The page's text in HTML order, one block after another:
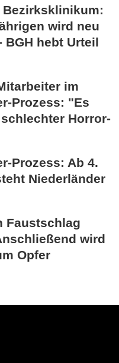
wird neu
BGH hebt Urteil
im
Prozess: "Es
Horror-
Prozess: Ab 4.
Niederländer
Faustschlag
wird
Opfer